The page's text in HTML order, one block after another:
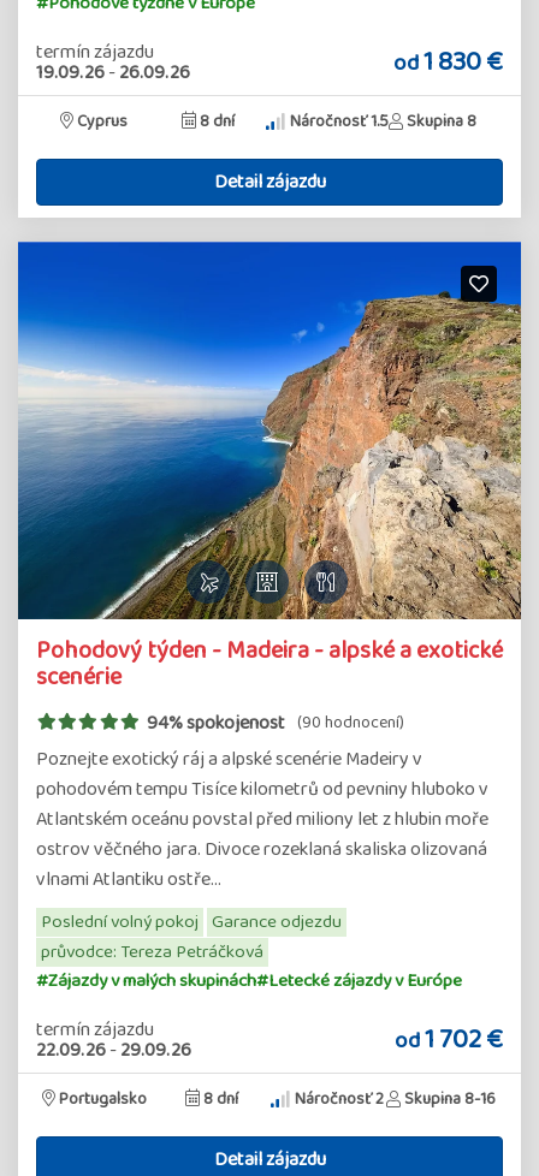
termín zájazdu
19.09.26-26.09.26 od1 830 €
Cyprus 8 dní Náročnosť 1.5 Skupina 8
Detail zájazdu
Pohodový týden - Madeira - alpské a exotické
scenérie
94% spokojenost (90 hodnocení)
Poznejte exotický ráj a alpské scenérie Madeiry v
pohodovém tempu Tisíce kilometrů od pevniny hluboko v
Atlantském oceánu povstal před miliony let z hlubin moře
ostrov věčného jara. Divoce rozeklaná skaliska olizovaná
vlnami Atlantiku ostře…
Poslední volný pokoj Garance odjezdu
průvodce: Tereza Petráčková
#Zájazdy v malých skupinách#Letecké zájazdy v Európe
termín zájazdu
22.09.26-29.09.26 od1 702 €
Portugalsko 8 dní Náročnosť 2 Skupina 8-16
Detail zájazdu